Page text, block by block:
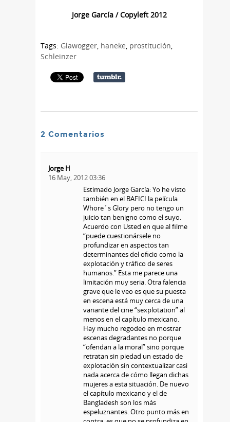
Jorge García / Copyleft 2012
Tags: Glawogger, haneke, prostitución,
Schleinzer
2 Comentarios
Jorge H
16 May, 2012 03:36
Estimado Jorge García: Yo he visto
también en el BAFICI la película
Whore´s Glory pero no tengo un
juicio tan benigno como el suyo.
Acuerdo con Usted en que al filme
“puede cuestionársele no
profundizar en aspectos tan
determinantes del oficio como la
explotación y tráfico de seres
humanos.” Esta me parece una
limitación muy seria. Otra falencia
grave que le veo es que su puesta
en escena está muy cerca de una
variante del cine “sexplotation” al
menos en el capítulo mexicano.
Hay mucho regodeo en mostrar
escenas degradantes no porque
“ofendan a la moral” sino porque
retratan sin piedad un estado de
explotación sin contextualizar casi
nada acerca de cómo llegan dichas
mujeres a esta situación. De nuevo
el capítulo mexicano y el de
Bangladesh son los más
espeluznantes. Otro punto más en